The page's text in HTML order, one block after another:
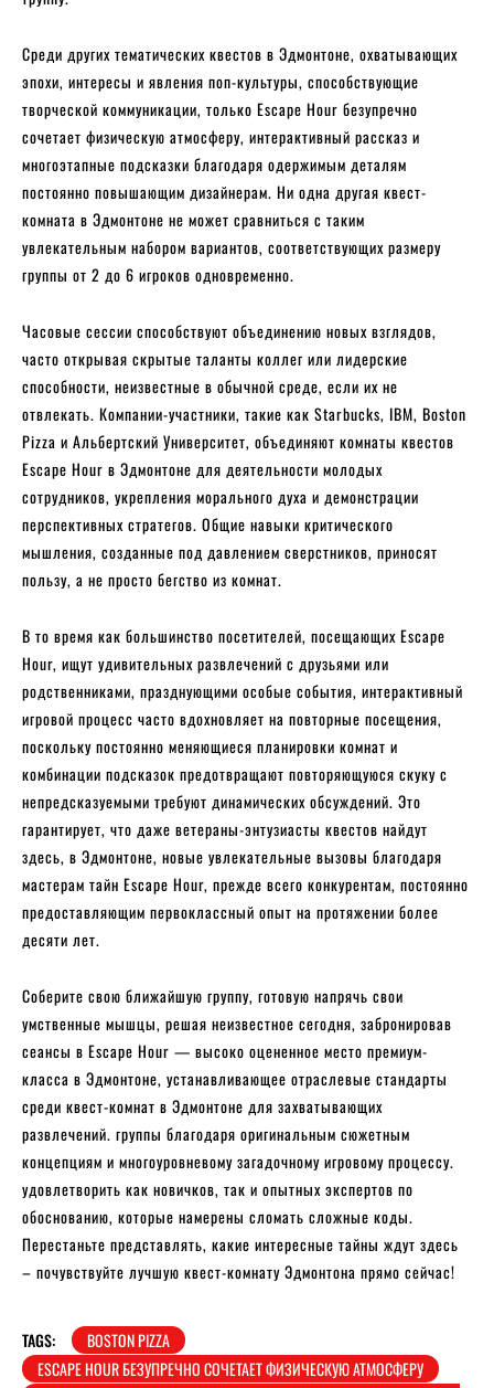
Среди других тематических квестов в Эдмонтоне, охватывающих
эпохи, интересы и явления поп-культуры, способствующие
творческой коммуникации, только Escape Hour безупречно
сочетает физическую атмосферу, интерактивный рассказ и
многоэтапные подсказки благодаря одержимым деталям
постоянно повышающим дизайнерам. Ни одна другая квест-
комната в Эдмонтоне не может сравниться с таким
увлекательным набором вариантов, соответствующих размеру
группы от 2 до 6 игроков одновременно.
Часовые сессии способствуют объединению новых взглядов,
часто открывая скрытые таланты коллег или лидерские
способности, неизвестные в обычной среде, если их не
отвлекать. Компании-участники, такие как Starbucks, IBM, Boston
Pizza и Альбертский Университет, объединяют комнаты квестов
Escape Hour в Эдмонтоне для деятельности молодых
сотрудников, укрепления морального духа и демонстрации
перспективных стратегов. Общие навыки критического
мышления, созданные под давлением сверстников, приносят
пользу, а не просто бегство из комнат.
В то время как большинство посетителей, посещающих Escape
Hour, ищут удивительных развлечений с друзьями или
родственниками, празднующими особые события, интерактивный
игровой процесс часто вдохновляет на повторные посещения,
поскольку постоянно меняющиеся планировки комнат и
комбинации подсказок предотвращают повторяющуюся скуку с
непредсказуемыми требуют динамических обсуждений. Это
гарантирует, что даже ветераны-энтузиасты квестов найдут
здесь, в Эдмонтоне, новые увлекательные вызовы благодаря
мастерам тайн Escape Hour, прежде всего конкурентам, постоянно
предоставляющим первоклассный опыт на протяжении более
десяти лет.
Соберите свою ближайшую группу, готовую напрячь свои
умственные мышцы, решая неизвестное сегодня, забронировав
сеансы в Escape Hour — высоко оцененное место премиум-
класса в Эдмонтоне, устанавливающее отраслевые стандарты
среди квест-комнат в Эдмонтоне для захватывающих
развлечений. группы благодаря оригинальным сюжетным
концепциям и многоуровневому загадочному игровому процессу.
удовлетворить как новичков, так и опытных экспертов по
обоснованию, которые намерены сломать сложные коды.
Перестаньте представлять, какие интересные тайны ждут здесь
– почувствуйте лучшую квест-комнату Эдмонтона прямо сейчас!
TAGS:
BOSTON PIZZA
ESCAPE HOUR БЕЗУПРЕЧНО СОЧЕТАЕТ ФИЗИЧЕСКУЮ АТМОСФЕРУ